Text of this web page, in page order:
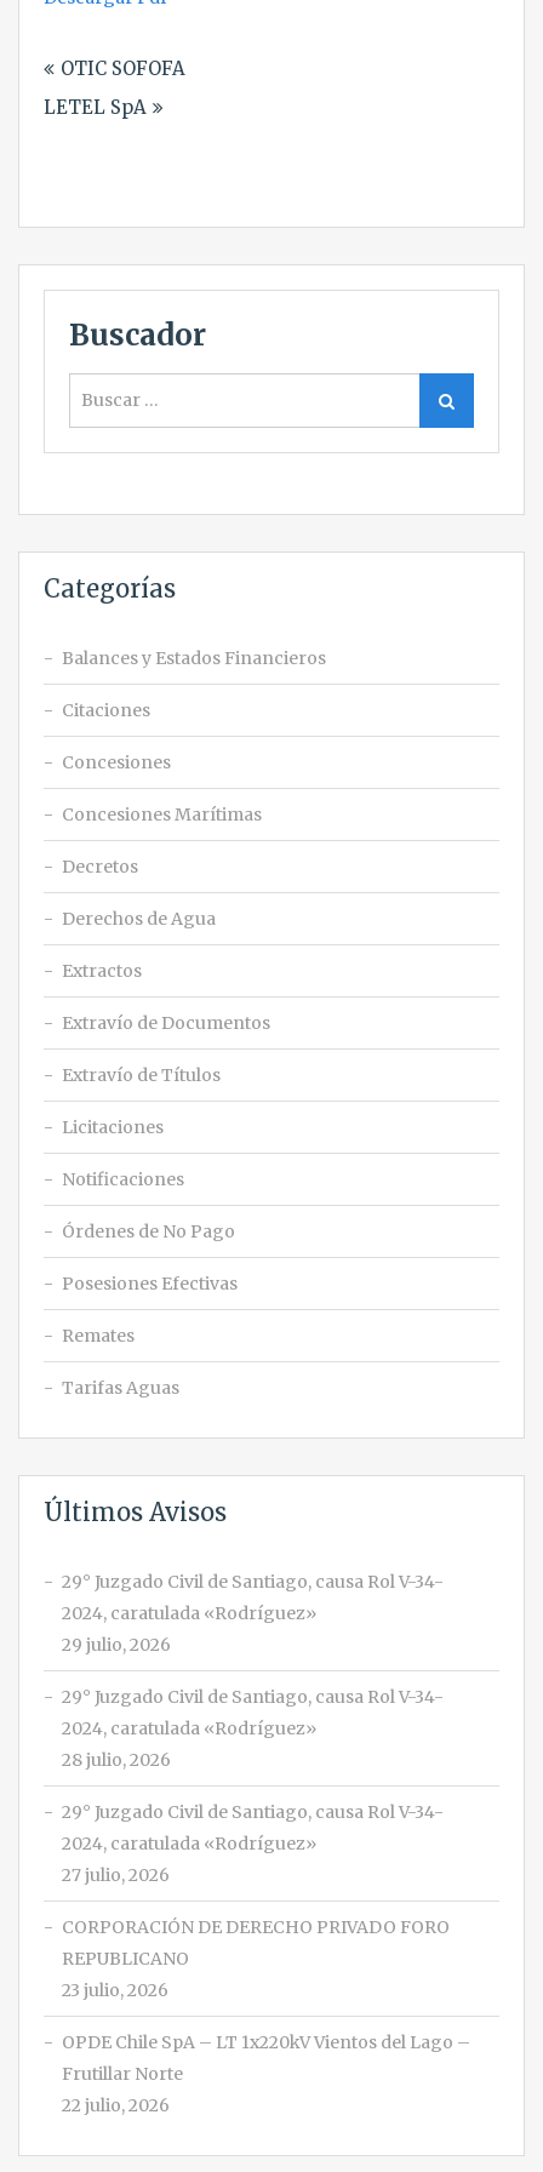
de
entradas
OTIC SOFOFA
LETEL SpA
Buscador
Buscar
Categorías
Balances y Estados Financieros
Citaciones
Concesiones
Concesiones Marítimas
Decretos
Derechos de Agua
Extractos
Extravío de Documentos
Extravío de Títulos
Licitaciones
Notificaciones
Órdenes de No Pago
Posesiones Efectivas
Remates
Tarifas Aguas
Últimos Avisos
29° Juzgado Civil de Santiago, causa Rol V-34-
2024, caratulada «Rodríguez»
29 julio, 2026
29° Juzgado Civil de Santiago, causa Rol V-34-
2024, caratulada «Rodríguez»
28 julio, 2026
29° Juzgado Civil de Santiago, causa Rol V-34-
2024, caratulada «Rodríguez»
27 julio, 2026
CORPORACIÓN DE DERECHO PRIVADO FORO
REPUBLICANO
23 julio, 2026
OPDE Chile SpA – LT 1x220kV Vientos del Lago –
Frutillar Norte
22 julio, 2026